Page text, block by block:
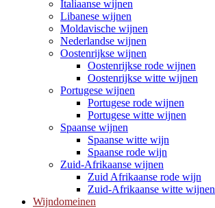
Italiaanse wijnen
Libanese wijnen
Moldavische wijnen
Nederlandse wijnen
Oostenrijkse wijnen
Oostenrijkse rode wijnen
Oostenrijkse witte wijnen
Portugese wijnen
Portugese rode wijnen
Portugese witte wijnen
Spaanse wijnen
Spaanse witte wijn
Spaanse rode wijn
Zuid-Afrikaanse wijnen
Zuid Afrikaanse rode wijn
Zuid-Afrikaanse witte wijnen
Wijndomeinen